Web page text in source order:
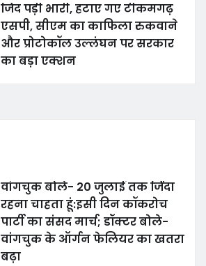
जिद पड़ी भारी, हटाए गए टीकमगढ़
एसपी, सीएम का काफिला रुकवाने
और प्रोटोकॉल उल्लंघन पर सरकार
का बड़ा एक्शन
वांगचुक बोले- 20 जुलाई तक जिंदा
रहना चाहता हूं:इसी दिन कॉकरोच
पार्टी का संसद मार्च; डॉक्टर बोले-
वांगचुक के ऑर्गन फेलियर का खतरा
बढ़ा